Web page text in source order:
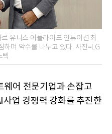
유니스 어플라이드 인튜이션 최
하며 악수를 나누고 있다. 사진=LG
텍
웨어 전문기업과 손잡고
업 경쟁력 강화를 추진한